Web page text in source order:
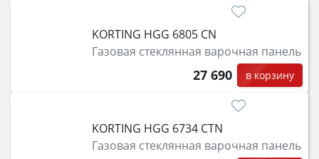
KORTING HGG 6805 CN
Газовая стеклянная варочная панель
27 690 в корзину
KORTING HGG 6734 CTN
Газовая стеклянная варочная панель